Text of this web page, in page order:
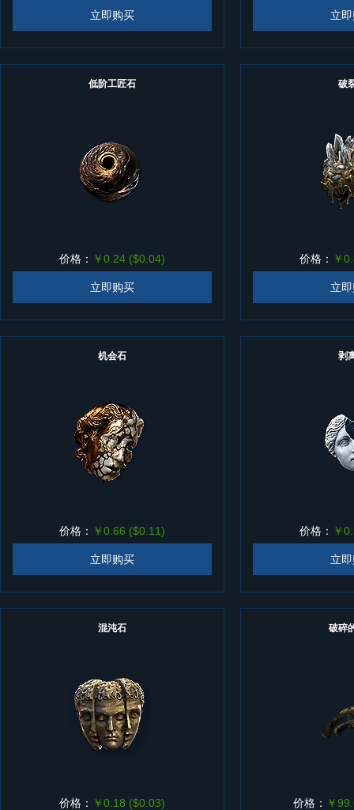
立即购买 立
低阶工匠石
价格： ￥0.24 ($0.04)
立即购买
破
价格： ￥
立
机会石
价格： ￥0.66 ($0.11)
立即购买
剥
价格： ￥
立
混沌石
价格： ￥0.18 ($0.03)
破碎
价格： ￥